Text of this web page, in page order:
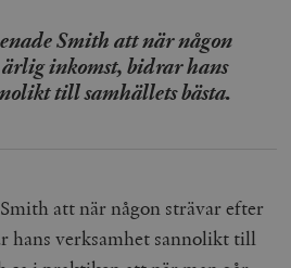
Smith att när någon
inkomst, bidrar hans
till samhällets bästa.
att när någon strävar efter
hans verksamhet sannolikt till